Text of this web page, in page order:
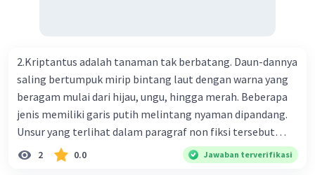
bersama sejumlah perusahaan biotek dan vaksin.
Beberapa waktu lalu, Kepala Laboratorium Identifikasi
Virus dari Institut Peter Doherty untuk Infeksi dan
kekebalan, Melbourne, Julian Druce, menyatakan mereka
mengembangkan virus Corona versi laboratorium dari
tubuh pasien yang terinfeksi untuk uji coba. Tanggapan
yang sesuai dengan berita tersebut adalah ... A.
2.Kriptantus adalah tanaman tak berbatang. Daun-dannya
saling bertumpuk mirip bintang laut dengan warna yang
beragam mulai dari hijau, ungu, hingga merah. Beberapa
jenis memiliki garis putih melintang nyaman dipandang.
Unsur yang terlihat dalam paragraf non fiksi tersebut
adalah... A. cara menyajikan isi buku B. bahasa yang
digunakan C. tokoh dan penokohan D. penyajian alur cerita
2 0.0 Jawaban terverifikasi